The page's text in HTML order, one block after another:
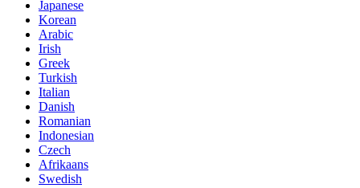
Japanese
Korean
Arabic
Irish
Greek
Turkish
Italian
Danish
Romanian
Indonesian
Czech
Afrikaans
Swedish